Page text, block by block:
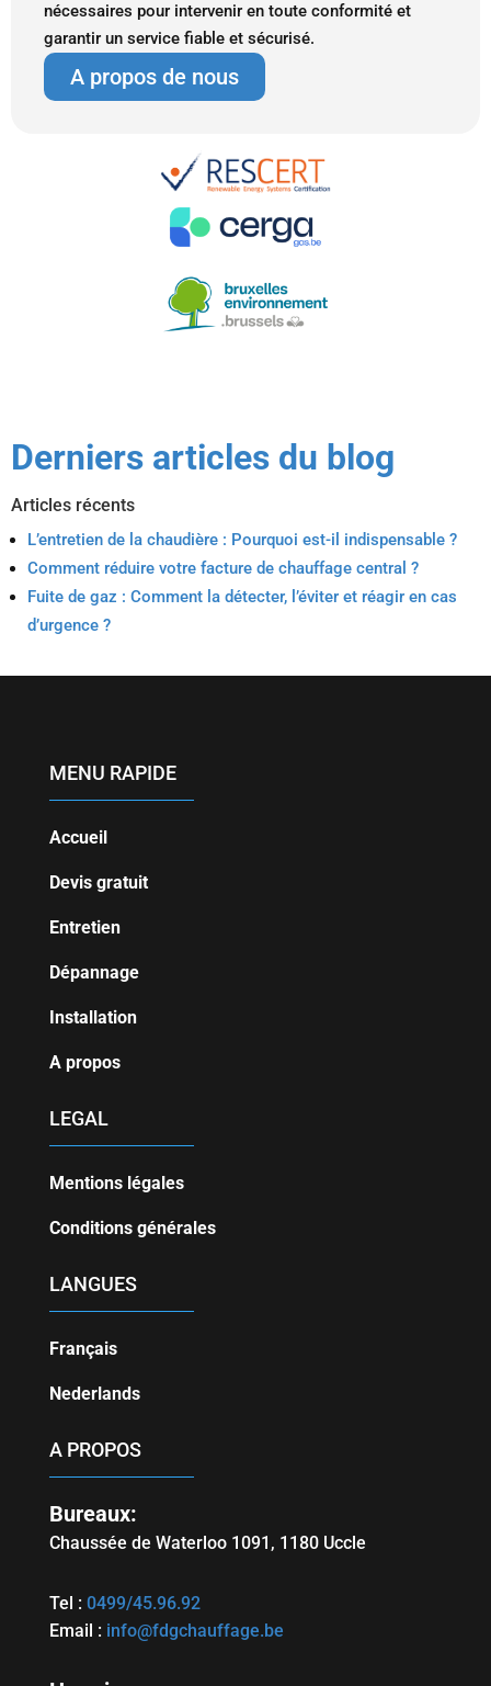
nécessaires pour intervenir en toute conformité et
garantir un service fiable et sécurisé.
A propos de nous
Derniers articles du blog
Articles récents
L’entretien de la chaudière : Pourquoi est-il indispensable ?
Comment réduire votre facture de chauffage central ?
Fuite de gaz : Comment la détecter, l’éviter et réagir en cas
d’urgence ?
MENU RAPIDE
Accueil
Devis gratuit
Entretien
Dépannage
Installation
A propos
LEGAL
Mentions légales
Conditions générales
LANGUES
Français
Nederlands
A PROPOS
Bureaux:
Chaussée de Waterloo 1091, 1180 Uccle
Tel : 0499/45.96.92
Email : info@fdgchauffage.be